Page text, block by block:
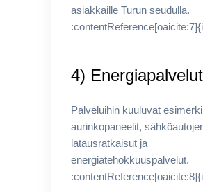
asiakkaille Turun seudulla.
4) Energiapalvelut
Palveluihin kuuluvat
aurinkopaneelit,
latausratkaisut ja
energiatehokkuuspalvelut.